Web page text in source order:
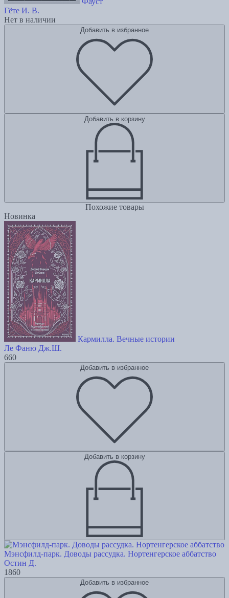
Гёте И. В.
Нет в наличии
Добавить в избранное
Добавить в корзину
Похожие товары
Новинка
Кармилла. Вечные истории
Ле Фаню Дж.Ш.
660
Добавить в избранное
Добавить в корзину
Мэнсфилд-парк. Доводы рассудка. Нортенгерское аббатство
Остин Д.
1860
Добавить в избранное